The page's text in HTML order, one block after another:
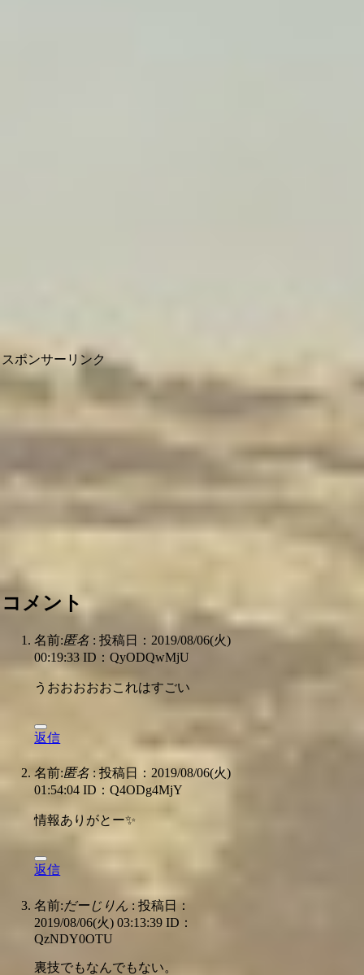
スポンサーリンク
コメント
名前:匿名 : 投稿日：2019/08/06(火)
00:19:33 ID：QyODQwMjU
うおおおおおこれはすごい
返信
名前:匿名 : 投稿日：2019/08/06(火)
01:54:04 ID：Q4ODg4MjY
情報ありがとー✨
返信
名前: だーじりん : 投稿日：
2019/08/06(火) 03:13:39 ID：
QzNDY0OTU
裏技でもなんでもない。